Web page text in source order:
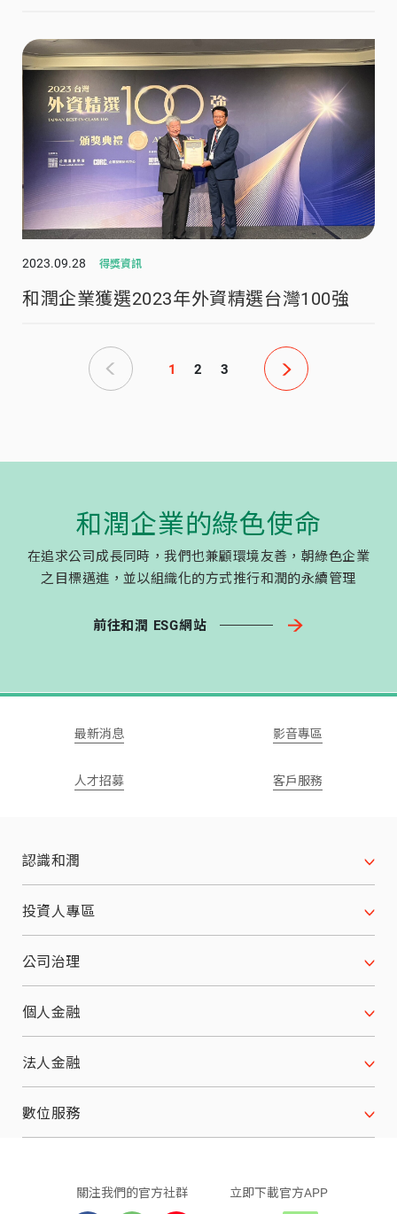
和潤企業獲選2023年外資精選台灣100強
2023.09.28 得獎資訊
1 2 3
和潤企業的綠色使命
在追求公司成長同時，我們也兼顧環境友善，朝綠色企業
之目標邁進，並以組織化的方式推行和潤的永續管理
前往和潤 ESG網站
最新消息 影音專區
人才招募 客戶服務
認識和潤
公司沿革
願景使命 經營理念
關係企業
投資人專區
財務資訊
月合併營收
每季財務報表
股東會資料
公司治理
公司治理架構
董事會
董事會重要決議
個人金融
汽車分期
機車分期
原車融資分期
法人金融
設備分期
數位服務
LINE 個人化服務
關注我們的官方社群 立即下載官方APP